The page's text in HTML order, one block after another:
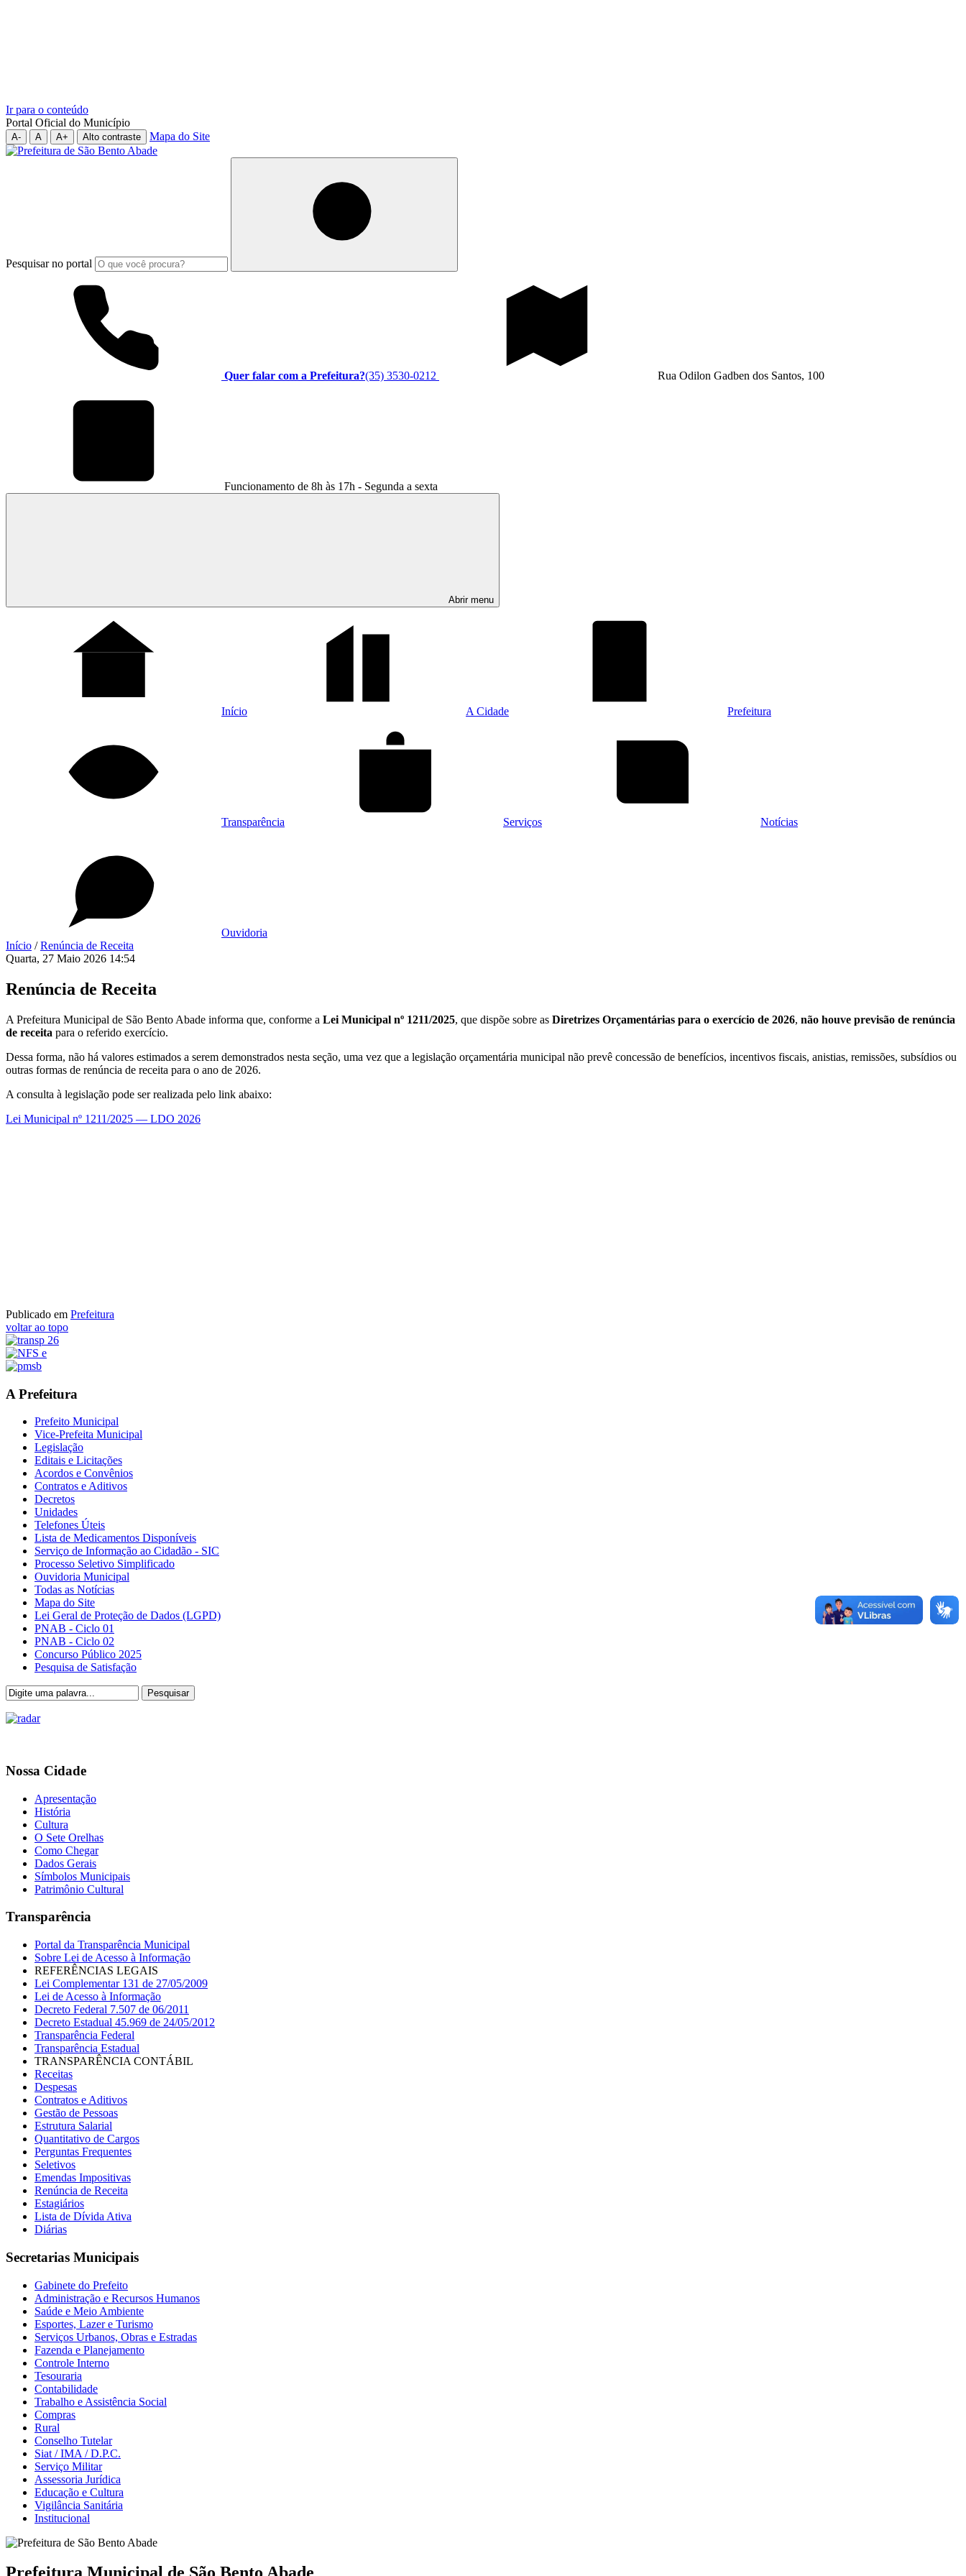
Ir para o conteúdo
Portal Oficial do Município
A- A A+ Alto contraste Mapa do Site
Pesquisar no portal
Quer falar com a Prefeitura?(35) 3530-0212 Rua Odilon Gadben dos Santos, 100
Funcionamento de 8h às 17h - Segunda a sexta
Abrir menu
Início A Cidade Prefeitura
Transparência Serviços Notícias
Ouvidoria
Início / Renúncia de Receita
Quarta, 27 Maio 2026 14:54
Renúncia de Receita
A Prefeitura Municipal de São Bento Abade informa que, conforme a Lei Municipal nº 1211/2025, que dispõe sobre as Diretrizes Orçamentárias para o exercício de 2026, não houve previsão de renúncia
de receita para o referido exercício.
Dessa forma, não há valores estimados a serem demonstrados nesta seção, uma vez que a legislação orçamentária municipal não prevê concessão de benefícios, incentivos fiscais, anistias, remissões, subsídios ou
outras formas de renúncia de receita para o ano de 2026.
A consulta à legislação pode ser realizada pelo link abaixo:
Lei Municipal nº 1211/2025 — LDO 2026
Publicado em Prefeitura
voltar ao topo
A Prefeitura
Prefeito Municipal
Vice-Prefeita Municipal
Legislação
Editais e Licitações
Acordos e Convênios
Contratos e Aditivos
Decretos
Unidades
Telefones Úteis
Lista de Medicamentos Disponíveis
Serviço de Informação ao Cidadão - SIC
Processo Seletivo Simplificado
Ouvidoria Municipal
Todas as Notícias
Mapa do Site
Lei Geral de Proteção de Dados (LGPD)
PNAB - Ciclo 01
PNAB - Ciclo 02
Concurso Público 2025
Pesquisa de Satisfação
Pesquisar
Nossa Cidade
Apresentação
História
Cultura
O Sete Orelhas
Como Chegar
Dados Gerais
Símbolos Municipais
Patrimônio Cultural
Transparência
Portal da Transparência Municipal
Sobre Lei de Acesso à Informação
REFERÊNCIAS LEGAIS
Lei Complementar 131 de 27/05/2009
Lei de Acesso à Informação
Decreto Federal 7.507 de 06/2011
Decreto Estadual 45.969 de 24/05/2012
Transparência Federal
Transparência Estadual
TRANSPARÊNCIA CONTÁBIL
Receitas
Despesas
Contratos e Aditivos
Gestão de Pessoas
Estrutura Salarial
Quantitativo de Cargos
Perguntas Frequentes
Seletivos
Emendas Impositivas
Renúncia de Receita
Estagiários
Lista de Dívida Ativa
Diárias
Secretarias Municipais
Gabinete do Prefeito
Administração e Recursos Humanos
Saúde e Meio Ambiente
Esportes, Lazer e Turismo
Serviços Urbanos, Obras e Estradas
Fazenda e Planejamento
Controle Interno
Tesouraria
Contabilidade
Trabalho e Assistência Social
Compras
Rural
Conselho Tutelar
Siat / IMA / D.P.C.
Serviço Militar
Assessoria Jurídica
Educação e Cultura
Vigilância Sanitária
Institucional